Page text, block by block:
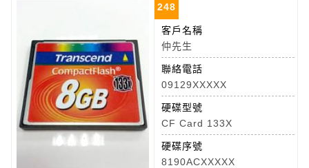
248
客戶名稱
仲先生
聯絡電話
09129XXXXX
硬碟型號
CF Card 133X
硬碟序號
8190ACXXXXX